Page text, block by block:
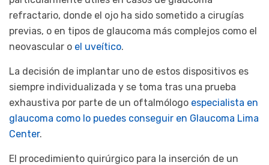
refractario, donde el ojo ha sido sometido a cirugías
previas, o en tipos de glaucoma más complejos como el
neovascular o el uveítico.
La decisión de implantar uno de estos dispositivos es
siempre individualizada y se toma tras una prueba
exhaustiva por parte de un oftalmólogo especialista en
glaucoma como lo puedes conseguir en Glaucoma Lima
Center.
El procedimiento quirúrgico para la inserción de un